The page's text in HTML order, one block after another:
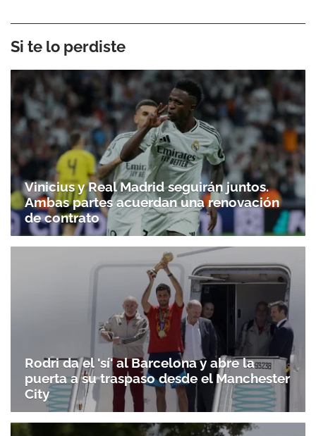
Si te lo perdiste
Vinicius y Real Madrid seguirán juntos.
Ambas partes acuerdan una renovación
de contrato
Rodri da el 'sí' al Barcelona y abre la
puerta a su traspaso desde el Manchester
City